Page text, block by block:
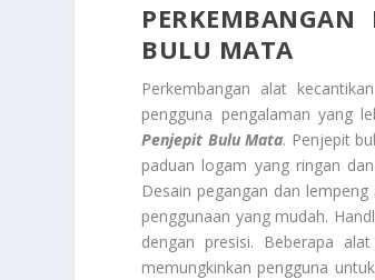
BULU MATA
Perkembangan alat
pengguna pengalaman yang
Penjepit Bulu Mata. Penjepit
paduan logam yang ringan
Desain pegangan dan
penggunaan yang mudah.
dengan presisi. Beberapa
memungkinkan pengguna